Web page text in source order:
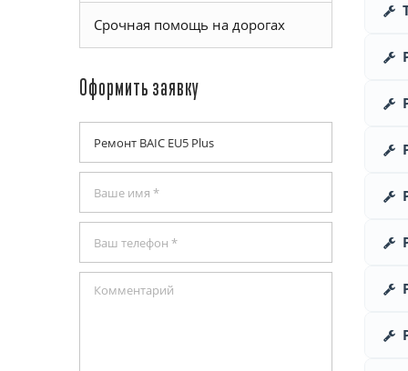
Срочная помощь на дорогах
Оформить заявку